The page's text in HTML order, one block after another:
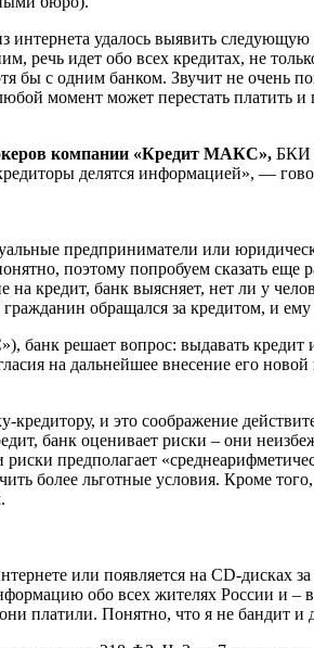
удалось выявить
идет обо всех кредитах, не
с одним банком. Звучит не очень
момент может перестать платить и
компании «Кредит МАКС», БКИ
делятся информацией», —
предприниматели или
поэтому попробуем сказать
кредит, банк выясняет, нет ли у
обращался за кредитом, и
решает вопрос: выдавать кредит
на дальнейшее внесение его
и это соображение
банк оценивает риски – они
предполагает
более льготные условия. Кроме
или появляется на CD-дисках
обо всех жителях России и
платили. Понятно, что я не бандит и